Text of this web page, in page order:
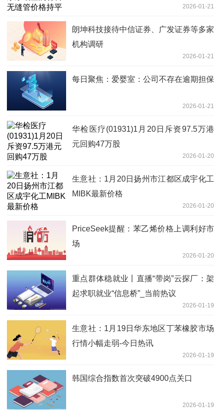
2026-01-21
朗坤科技接待中信证券、广发证券等多家
机构调研
2026-01-21
每日聚焦：爱婴室：公司不存在逾期担保
2026-01-21
华检医疗(01931)1月20日斥资97.5万港
元回购47万股
2026-01-20
生意社：1月20日扬州市江都区成宇化工
MIBK最新价格
2026-01-20
PriceSeek提醒：苯乙烯价格上调利好市
场
2026-01-20
重点群体稳就业丨直播“带岗”云探厂：架
起求职就业“信息桥”_当前热议
2026-01-19
生意社：1月19日华东地区丁苯橡胶市场
行情小幅走弱-今日热讯
2026-01-19
韩国综合指数首次突破4900点关口
2026-01-19